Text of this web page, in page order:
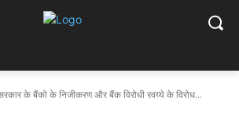
के बैंको के निजीकरण और बैंक विरोधी रवय्ये के विरोध...